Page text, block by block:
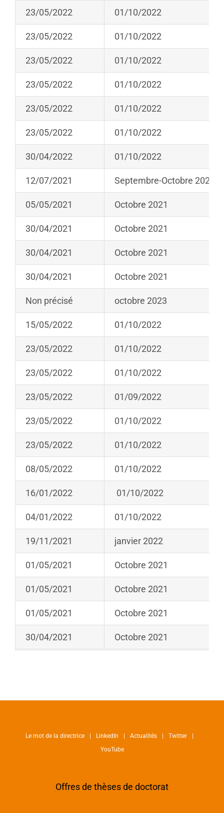
23/05/2022 01/10/2022
23/05/2022 01/10/2022
23/05/2022 01/10/2022
23/05/2022 01/10/2022
23/05/2022 01/10/2022
23/05/2022 01/10/2022
30/04/2022 01/10/2022
12/07/2021 Septembre-Octobre 2021
05/05/2021 Octobre 2021
30/04/2021 Octobre 2021
30/04/2021 Octobre 2021
30/04/2021 Octobre 2021
Non précisé octobre 2023
15/05/2022 01/10/2022
23/05/2022 01/10/2022
23/05/2022 01/10/2022
23/05/2022 01/09/2022
23/05/2022 01/10/2022
23/05/2022 01/10/2022
08/05/2022 01/10/2022
16/01/2022 01/10/2022
04/01/2022 01/10/2022
19/11/2021 janvier 2022
01/05/2021 Octobre 2021
01/05/2021 Octobre 2021
01/05/2021 Octobre 2021
30/04/2021 Octobre 2021
Le mot de la directrice LinkedIn Actualités
Twitter
YouTube
Offres de thèses de doctorat